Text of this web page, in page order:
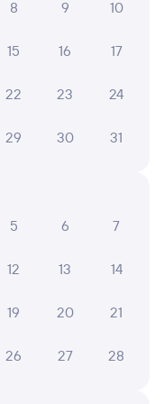
6
20:43
8 9 10
15 16 17
22 23 24
29 30 31
5 6 7
12 13 14
19 20 21
26 27 28